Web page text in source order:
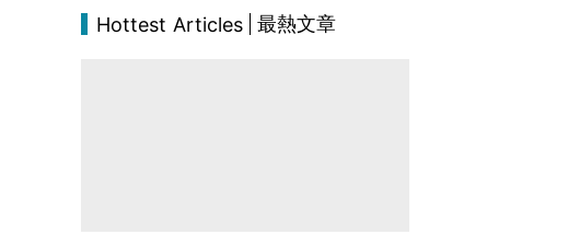
Hottest Articles 最熱文章